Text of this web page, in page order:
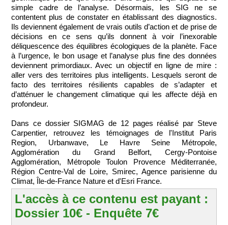
simple cadre de l’analyse. Désormais, les SIG ne se
contentent plus de constater en établissant des diagnostics.
Ils deviennent également de vrais outils d’action et de prise de
décisions en ce sens qu’ils donnent à voir l’inexorable
déliquescence des équilibres écologiques de la planète. Face
à l’urgence, le bon usage et l’analyse plus fine des données
deviennent primordiaux. Avec un objectif en ligne de mire :
aller vers des territoires plus intelligents. Lesquels seront de
facto des territoires résilients capables de s’adapter et
d’atténuer le changement climatique qui les affecte déjà en
profondeur.
Dans ce dossier SIGMAG de 12 pages réalisé par Steve
Carpentier, retrouvez les témoignages de l'Institut Paris
Region, Urbanwave, Le Havre Seine Métropole,
Agglomération du Grand Belfort, Cergy-Pontoise
Agglomération, Métropole Toulon Provence Méditerranée,
Région Centre-Val de Loire, Smirec, Agence parisienne du
Climat, Île-de-France Nature et d'Esri France.
L'accès à ce contenu est payant :
Dossier 10€ - Enquête 7€